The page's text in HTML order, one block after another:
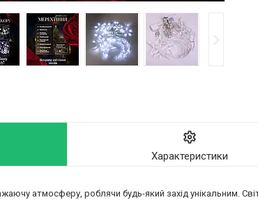
Характеристики
атмосферу, роблячи будь-який захід унікальним.